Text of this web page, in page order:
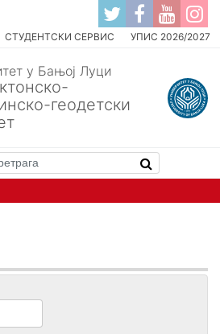
СТУДЕНТСКИ СЕРВИС УПИС 2026/2027
у Бањој Луци
геодетски